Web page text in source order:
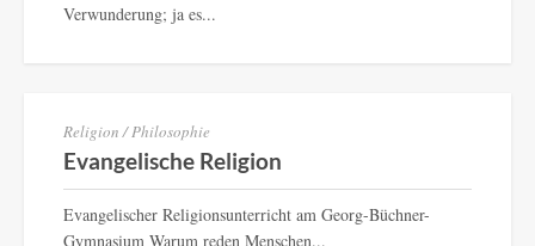
Verwunderung; ja es...
Religion / Philosophie
Evangelische Religion
Evangelischer Religionsunterricht am Georg-Büchner-
Gymnasium Warum reden Menschen...